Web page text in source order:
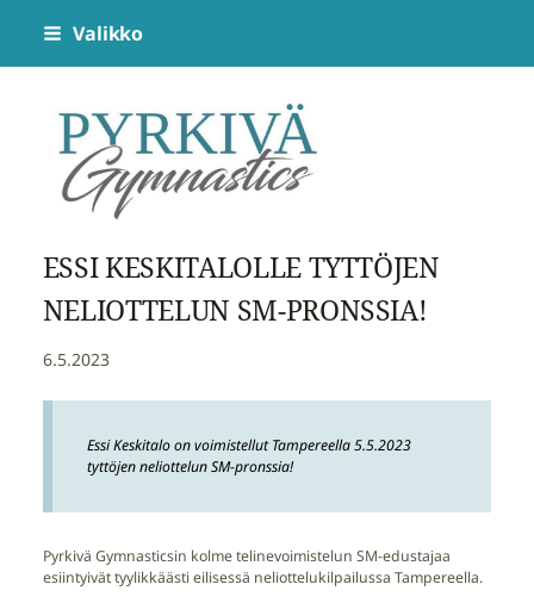
Siirry
sivun
sisältöön
Valikko
Pyrkivä Gymnastics
ESSI KESKITALOLLE TYTTÖJEN
NELIOTTELUN SM-PRONSSIA!
6.5.2023
Essi Keskitalo on voimistellut Tampereella 5.5.2023
tyttöjen neliottelun SM-pronssia!
Pyrkivä Gymnasticsin kolme telinevoimistelun SM-edustajaa
esiintyivät tyylikkäästi eilisessä neliottelukilpailussa Tampereella.